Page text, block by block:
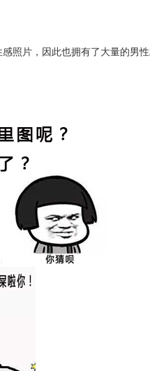
照片，因此也拥有了大量的男